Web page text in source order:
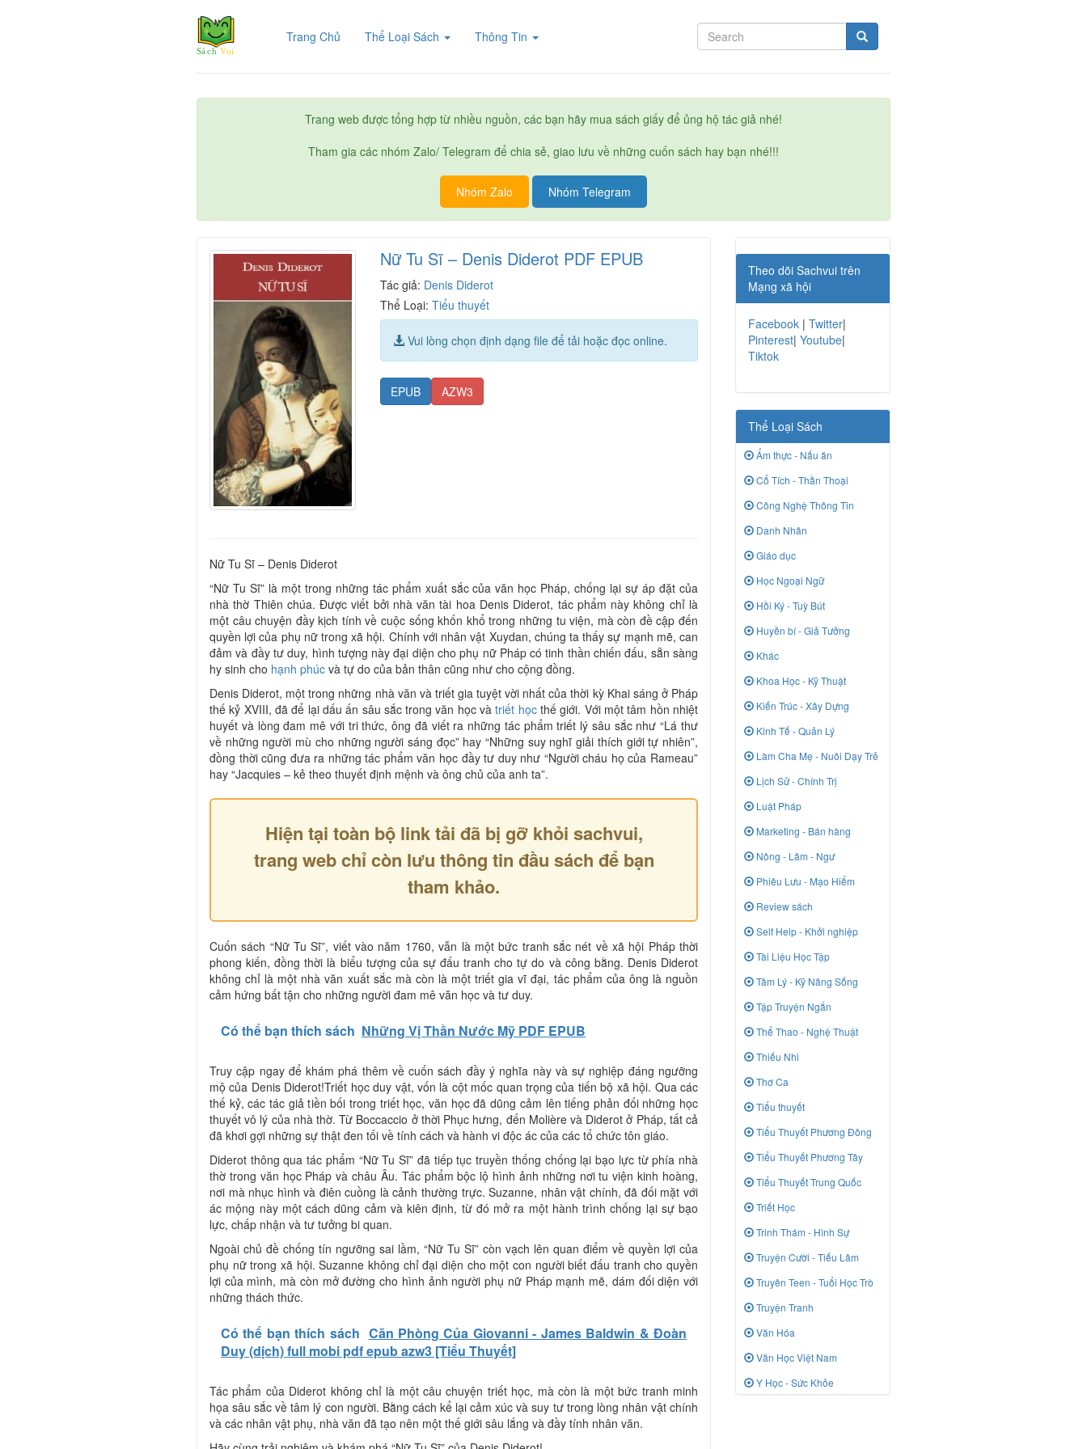
Trang Chủ (current)Thể Loại Sách Thông Tin
Trang web được tổng hợp từ nhiều nguồn, các bạn hãy mua sách giấy để ủng hộ tác giả nhé!
Tham gia các nhóm Zalo/ Telegram để chia sẻ, giao lưu về những cuốn sách hay bạn nhé!!!
Nhóm Zalo Nhóm Telegram
Nữ Tu Sĩ – Denis Diderot PDF EPUB
Tác giả: Denis Diderot
Thể Loại:Tiểu thuyết
Vui lòng chọn định dạng file để tải hoặc đọc online.
EPUB AZW3
Nữ Tu Sĩ – Denis Diderot
“Nữ Tu Sĩ” là một trong những tác phẩm xuất sắc của văn học Pháp, chống lại sự áp đặt của
nhà thờ Thiên chúa. Được viết bởi nhà văn tài hoa Denis Diderot, tác phẩm này không chỉ là
một câu chuyện đầy kịch tính về cuộc sống khốn khổ trong những tu viện, mà còn đề cập đến
quyền lợi của phụ nữ trong xã hội. Chính với nhân vật Xuydan, chúng ta thấy sự mạnh mẽ, can
đảm và đầy tư duy, hình tượng này đại diện cho phụ nữ Pháp có tinh thần chiến đấu, sẵn sàng
hy sinh cho hạnh phúc và tự do của bản thân cũng như cho cộng đồng.
Denis Diderot, một trong những nhà văn và triết gia tuyệt vời nhất của thời kỳ Khai sáng ở Pháp
thế kỷ XVIII, đã để lại dấu ấn sâu sắc trong văn học vàtriết họcthế giới. Với một tâm hồn nhiệt
huyết và lòng đam mê với tri thức, ông đã viết ra những tác phẩm triết lý sâu sắc như “Lá thư
về những người mù cho những người sáng đọc” hay “Những suy nghĩ giải thích giới tự nhiên”,
đồng thời cũng đưa ra những tác phẩm văn học đầy tư duy như “Người cháu họ của Rameau”
hay “Jacquies – kẻ theo thuyết định mệnh và ông chủ của anh ta”.
Hiện tại toàn bộ link tải đã bị gỡ khỏi sachvui,
trang web chỉ còn lưu thông tin đầu sách để bạn
tham khảo.
Cuốn sách “Nữ Tu Sĩ”, viết vào năm 1760, vẫn là một bức tranh sắc nét về xã hội Pháp thời
phong kiến, đồng thời là biểu tượng của sự đấu tranh cho tự do và công bằng. Denis Diderot
không chỉ là một nhà văn xuất sắc mà còn là một triết gia vĩ đại, tác phẩm của ông là nguồn
cảm hứng bất tận cho những người đam mê văn học và tư duy.
Có thể bạn thích sách Những Vị Thần Nước Mỹ PDF EPUB
Truy cập ngay để khám phá thêm về cuốn sách đầy ý nghĩa này và sự nghiệp đáng ngưỡng
mộ của Denis Diderot!Triết học duy vật, vốn là cột mốc quan trọng của tiến bộ xã hội. Qua các
thế kỷ, các tác giả tiền bối trong triết học, văn học đã dũng cảm lên tiếng phản đối những học
thuyết vô lý của nhà thờ. Từ Boccaccio ở thời Phục hưng, đến Molière và Diderot ở Pháp, tất cả
đã khơi gợi những sự thật đen tối về tính cách và hành vi độc ác của các tổ chức tôn giáo.
Diderot thông qua tác phẩm “Nữ Tu Sĩ” đã tiếp tục truyền thống chống lại bạo lực từ phía nhà
thờ trong văn học Pháp và châu Âu. Tác phẩm bộc lộ hình ảnh những nơi tu viện kinh hoàng,
nơi mà nhục hình và điên cuồng là cảnh thường trực. Suzanne, nhân vật chính, đã đối mặt với
ác mộng này một cách dũng cảm và kiên định, từ đó mở ra một hành trình chống lại sự bạo
lực, chấp nhận và tư tưởng bi quan.
Ngoài chủ đề chống tín ngưỡng sai lầm, “Nữ Tu Sĩ” còn vạch lên quan điểm về quyền lợi của
phụ nữ trong xã hội. Suzanne không chỉ đại diện cho một con người biết đấu tranh cho quyền
lợi của mình, mà còn mở đường cho hình ảnh người phụ nữ Pháp mạnh mẽ, dám đối diện với
những thách thức.
Có thể bạn thích sách Căn Phòng Của Giovanni - James Baldwin & Đoàn
Duy (dịch) full mobi pdf epub azw3 [Tiểu Thuyết]
Tác phẩm của Diderot không chỉ là một câu chuyện triết học, mà còn là một bức tranh minh
họa sâu sắc về tâm lý con người. Bằng cách kể lại cảm xúc và suy tư trong lòng nhân vật chính
và các nhân vật phụ, nhà văn đã tạo nên một thế giới sâu lắng và đầy tính nhân văn.
Theo dõi Sachvui trên
Mạng xã hội
Facebook | Twitter|
Pinterest| Youtube|
Tiktok
Thể Loại Sách
Ẩm thực - Nấu ăn
Cổ Tích - Thần Thoại
Công Nghệ Thông Tin
Danh Nhân
Giáo dục
Học Ngoại Ngữ
Hồi Ký - Tuỳ Bút
Huyền bí - Giả Tưởng
Khác
Khoa Học - Kỹ Thuật
Kiến Trúc - Xây Dựng
Kinh Tế - Quản Lý
Làm Cha Mẹ - Nuôi Dạy Trẻ
Lịch Sử - Chính Trị
Luật Pháp
Marketing - Bán hàng
Nông - Lâm - Ngư
Phiêu Lưu - Mạo Hiểm
Review sách
Self Help - Khởi nghiệp
Tài Liệu Học Tập
Tâm Lý - Kỹ Năng Sống
Tập Truyện Ngắn
Thể Thao - Nghệ Thuật
Thiếu Nhi
Thơ Ca
Tiểu thuyết
Tiểu Thuyết Phương Đông
Tiểu Thuyết Phương Tây
Tiểu Thuyết Trung Quốc
Triết Học
Trinh Thám - Hình Sự
Truyện Cười - Tiếu Lâm
Truyên Teen - Tuổi Học Trò
Truyện Tranh
Văn Hóa
Văn Học Việt Nam
Y Học - Sức Khỏe